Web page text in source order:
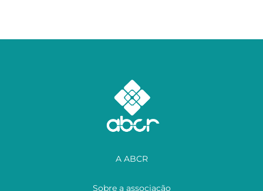
A ABCR
Sobre a associação